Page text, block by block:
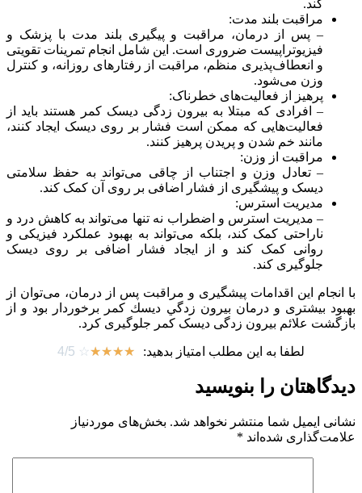
کند.
مراقبت بلند مدت:
– پس از درمان، مراقبت و پیگیری بلند مدت با پزشک و
فیزیوتراپیست ضروری است. این شامل انجام تمرینات تقویتی
و انعطاف‌پذیری منظم، مراقبت از رفتارهای روزانه، و کنترل
وزن می‌شود.
پرهیز از فعالیت‌های خطرناک:
– افرادی که مبتلا به بیرون زدگی دیسک کمر هستند باید از
فعالیت‌هایی که ممکن است فشار بر روی دیسک ایجاد کنند،
مانند خم شدن و پریدن پرهیز کنند.
مراقبت از وزن:
– تعادل وزن و اجتناب از چاقی می‌تواند به حفظ سلامتی
دیسک و پیشگیری از فشار اضافی بر روی آن کمک کند.
مدیریت استرس:
– مدیریت استرس و اضطراب نه تنها می‌تواند به کاهش درد و
ناراحتی کمک کند، بلکه می‌تواند به بهبود عملکرد فیزیکی و
روانی کمک کند و از ایجاد فشار اضافی بر روی دیسک
جلوگیری کند.
با انجام این اقدامات پیشگیری و مراقبت پس از درمان، می‌توان از
بهبود بیشتری و درمان بيرون زدگي ديسك كمر برخوردار بود و از
بازگشت علائم بیرون زدگی دیسک کمر جلوگیری کرد.
لطفا به این مطلب امتیاز بدهید: ☆
☆
☆
☆
☆
4/5
دیدگاهتان را بنویسید
نشانی ایمیل شما منتشر نخواهد شد. بخش‌های موردنیاز
علامت‌گذاری شده‌اند *